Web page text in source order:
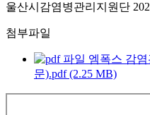
울산시감염병관리지원단
첨부파일
엠폭스 감
문).pdf (2.25 MB)